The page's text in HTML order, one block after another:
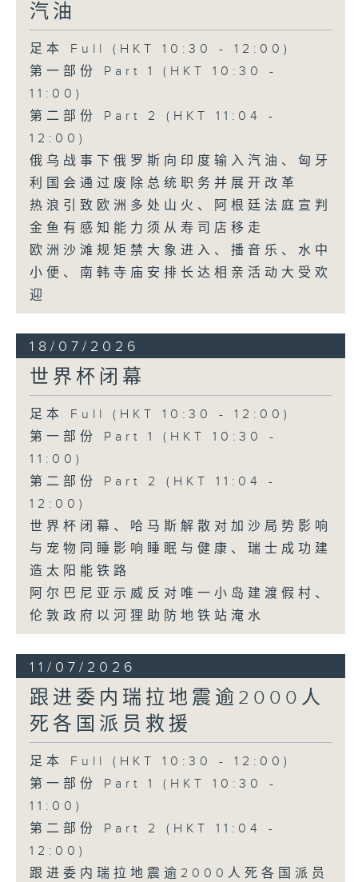
汽油
足本 Full (HKT 10:30 - 12:00)
第一部份 Part 1 (HKT 10:30 -
11:00)
第二部份 Part 2 (HKT 11:04 -
12:00)
俄乌战事下俄罗斯向印度输入汽油、匈牙
利国会通过废除总统职务并展开改革
热浪引致欧洲多处山火、阿根廷法庭宣判
金鱼有感知能力须从寿司店移走
欧洲沙滩规矩禁大象进入、播音乐、水中
小便、南韩寺庙安排长达相亲活动大受欢
迎
18/07/2026
世界杯闭幕
足本 Full (HKT 10:30 - 12:00)
第一部份 Part 1 (HKT 10:30 -
11:00)
第二部份 Part 2 (HKT 11:04 -
12:00)
世界杯闭幕、哈马斯解散对加沙局势影响
与宠物同睡影响睡眠与健康、瑞士成功建
造太阳能铁路
阿尔巴尼亚示威反对唯一小岛建渡假村、
伦敦政府以河狸助防地铁站淹水
11/07/2026
跟进委内瑞拉地震逾2000人
死各国派员救援
足本 Full (HKT 10:30 - 12:00)
第一部份 Part 1 (HKT 10:30 -
11:00)
第二部份 Part 2 (HKT 11:04 -
12:00)
跟进委内瑞拉地震逾2000人死各国派员